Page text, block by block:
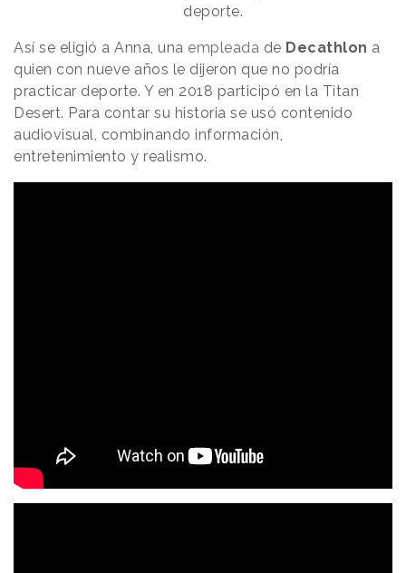
deporte.
Así se eligió a Anna, una empleada de Decathlon a
quien con nueve años le dijeron que no podría
practicar deporte. Y en 2018 participó en la Titan
Desert. Para contar su historia se usó contenido
audiovisual, combinando información,
entretenimiento y realismo.